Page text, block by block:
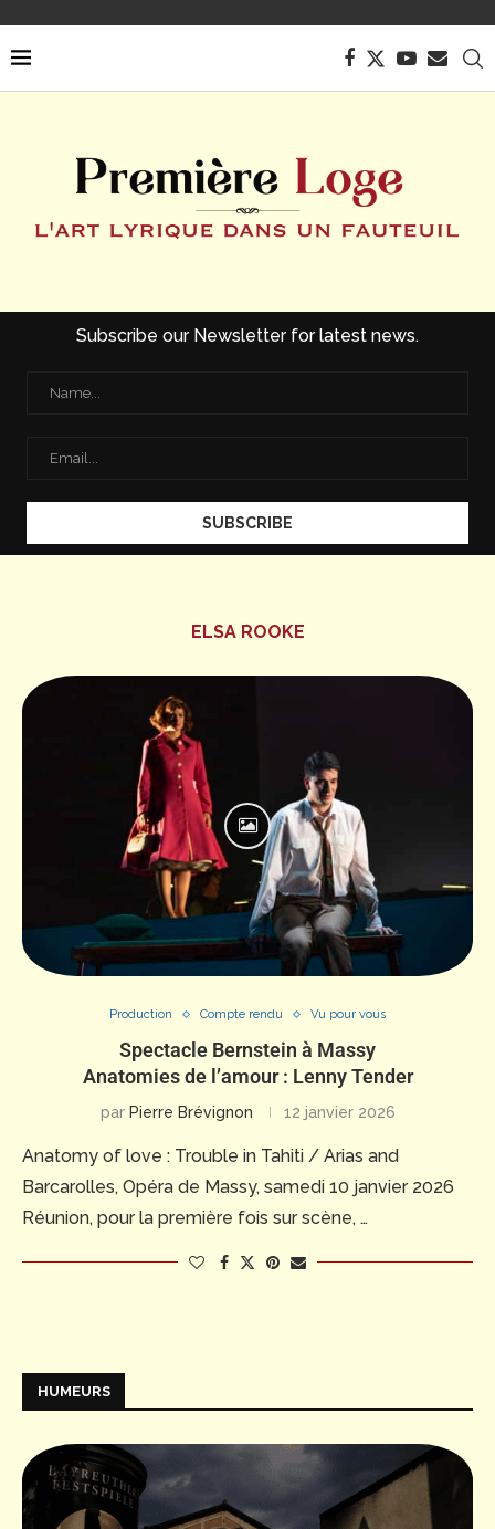
Subscribe our Newsletter for latest news.
ELSA ROOKE
Production Compte rendu Vu pour vous
Spectacle Bernstein à Massy
Anatomies de l’amour : Lenny Tender
par Pierre Brévignon 12 janvier 2026
Anatomy of love : Trouble in Tahiti / Arias and
Barcarolles, Opéra de Massy, samedi 10 janvier 2026
Réunion, pour la première fois sur scène, …
HUMEURS